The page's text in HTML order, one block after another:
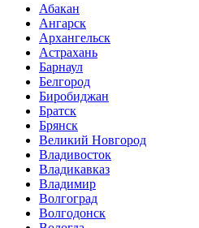
Абакан
Ангарск
Архангельск
Астрахань
Барнаул
Белгород
Биробиджан
Братск
Брянск
Великий Новгород
Владивосток
Владикавказ
Владимир
Волгоград
Волгодонск